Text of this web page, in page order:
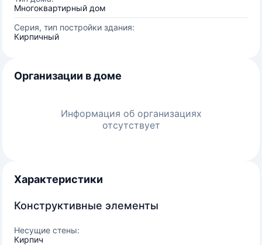
Многоквартирный дом
Серия, тип постройки здания:
Кирпичный
Организации в доме
Информация об организациях
отсутствует
Характеристики
Конструктивные элементы
Несущие стены:
Кирпич